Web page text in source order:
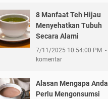
8 Manfaat Teh Hijau
Menyehatkan Tubuh
Secara Alami
7/11/2025 10:54:00 PM
komentar
Alasan Mengapa Anda
Perlu Mengonsumsi